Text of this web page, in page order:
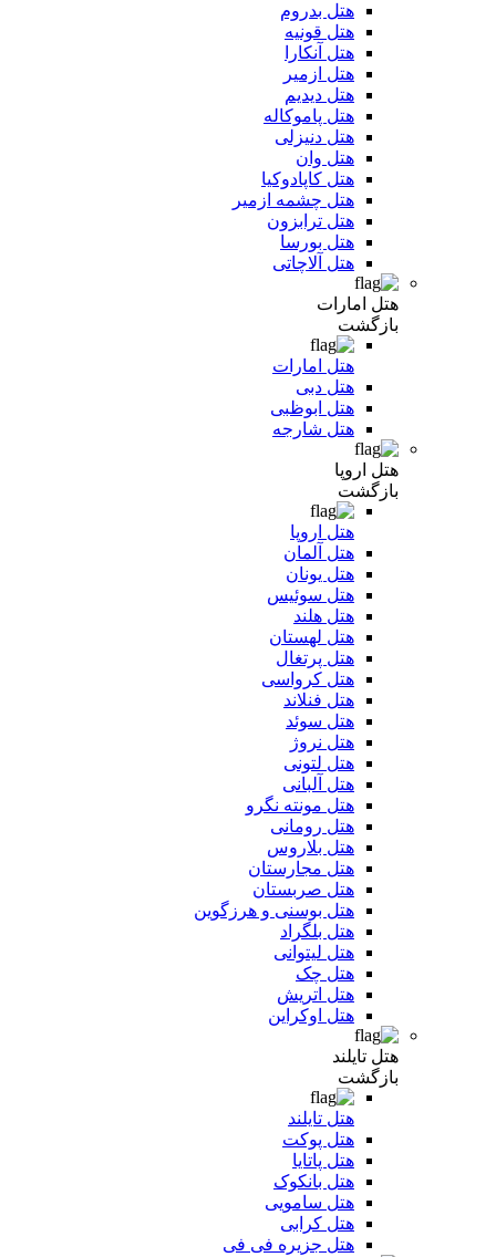
هتل بدروم
هتل قونیه
هتل آنکارا
هتل ازمیر
هتل دیدیم
هتل پاموکاله
هتل دنیزلی
هتل وان
هتل کاپادوکیا
هتل چشمه ازمیر
هتل ترابزون
هتل بورسا
هتل آلاچاتی
هتل امارات
بازگشت
هتل امارات
هتل دبی
هتل ابوظبی
هتل شارجه
هتل اروپا
بازگشت
هتل اروپا
هتل آلمان
هتل یونان
هتل سوئیس
هتل هلند
هتل لهستان
هتل پرتغال
هتل کرواسی
هتل فنلاند
هتل سوئد
هتل نروژ
هتل لتونی
هتل آلبانی
هتل مونته نگرو
هتل رومانی
هتل بلاروس
هتل مجارستان
هتل صربستان
هتل بوسنی و هرزگوین
هتل بلگراد
هتل لیتوانی
هتل چک
هتل اتریش
هتل اوکراین
هتل تایلند
بازگشت
هتل تایلند
هتل پوکت
هتل پاتایا
هتل بانکوک
هتل سامویی
هتل کرابی
هتل جزیره فی فی